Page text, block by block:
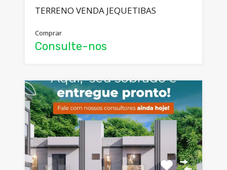
TERRENO VENDA JEQUETIBAS
Comprar
Consulte-nos